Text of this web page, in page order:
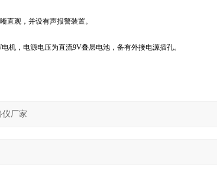
直观，并设有声报警装置。
机，电源电压为直流9V叠层电池，备有外接电源插孔。